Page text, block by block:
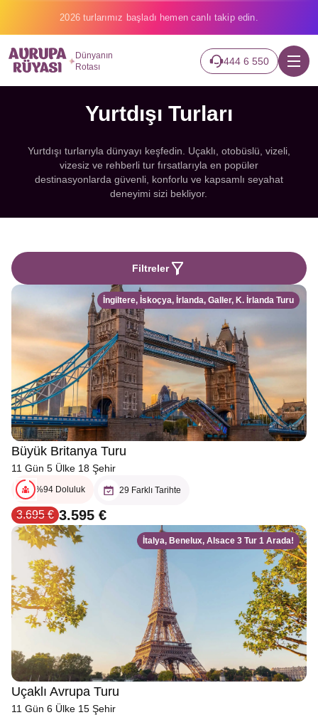
Binlerce gezginin hayali gerçek oluyor.
Dünyanın
Rotası
444 6 550
Yurtdışı Turları
Yurtdışı turlarıyla dünyayı keşfedin. Uçaklı, otobüslü, vizeli,
vizesiz ve rehberli tur fırsatlarıyla en popüler
destinasyonlarda güvenli, konforlu ve kapsamlı seyahat
deneyimi sizi bekliyor.
Filtreler
İngiltere, İskoçya, İrlanda, Galler, K. İrlanda Turu
Büyük Britanya Turu
11 Gün 5 Ülke 18 Şehir
%94 Doluluk 29 Farklı Tarihte
3.695 € 3.595 €
İtalya, Benelux, Alsace 3 Tur 1 Arada!
Uçaklı Avrupa Turu
11 Gün 6 Ülke 15 Şehir